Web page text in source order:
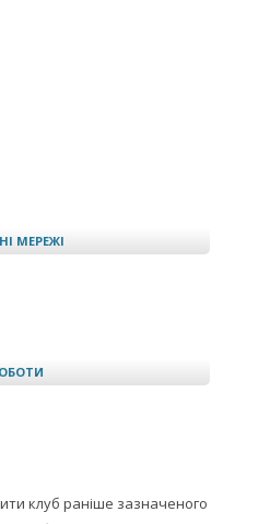
МЕРЕЖІ
клуб раніше зазначеного